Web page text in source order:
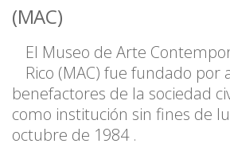
(MAC)
El Museo de Arte
Rico (MAC) fue fundado por
benefactores de la sociedad
como institución sin fines de
octubre de 1984 .